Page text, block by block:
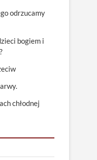
odrzucamy
bogiem i
chłodnej